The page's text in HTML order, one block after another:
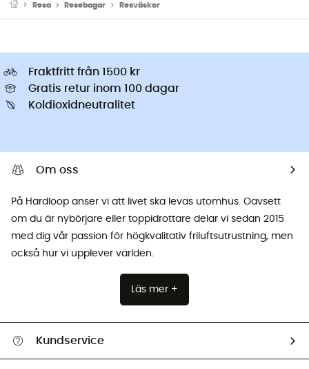
Resa Resebagar Resväskor
Fraktfritt från 1500 kr
Gratis retur inom 100 dagar
Koldioxidneutralitet
Om oss
På Hardloop anser vi att livet ska levas utomhus. Oavsett
om du är nybörjare eller toppidrottare delar vi sedan 2015
med dig vår passion för högkvalitativ friluftsutrustning, men
också hur vi upplever världen.
Läs mer +
Kundservice